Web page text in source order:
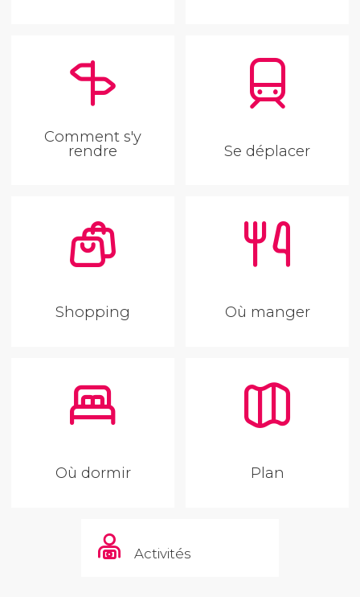
Comment s'y
rendre Se déplacer
Shopping Où manger
Où dormir Plan
Activités